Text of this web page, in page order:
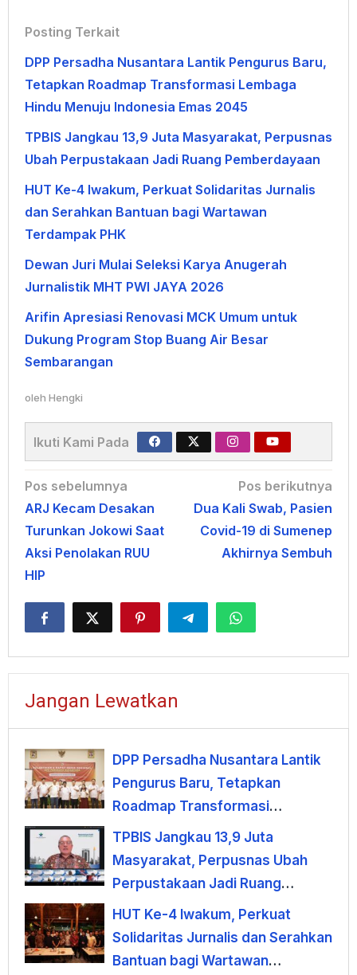
Posting Terkait
DPP Persadha Nusantara Lantik Pengurus Baru,
Tetapkan Roadmap Transformasi Lembaga
Hindu Menuju Indonesia Emas 2045
TPBIS Jangkau 13,9 Juta Masyarakat, Perpusnas
Ubah Perpustakaan Jadi Ruang Pemberdayaan
HUT Ke-4 Iwakum, Perkuat Solidaritas Jurnalis
dan Serahkan Bantuan bagi Wartawan
Terdampak PHK
Dewan Juri Mulai Seleksi Karya Anugerah
Jurnalistik MHT PWI JAYA 2026
Arifin Apresiasi Renovasi MCK Umum untuk
Dukung Program Stop Buang Air Besar
Sembarangan
oleh Hengki
Ikuti Kami Pada
Navigasi
pos
Pos sebelumnya
ARJ Kecam Desakan
Turunkan Jokowi Saat
Aksi Penolakan RUU
HIP
Pos berikutnya
Dua Kali Swab, Pasien
Covid-19 di Sumenep
Akhirnya Sembuh
Jangan Lewatkan
DPP Persadha Nusantara Lantik
Pengurus Baru, Tetapkan
Roadmap Transformasi
Lembaga Hindu Menuju
Indonesia Emas 2045
TPBIS Jangkau 13,9 Juta
Masyarakat, Perpusnas Ubah
Perpustakaan Jadi Ruang
Pemberdayaan
HUT Ke-4 Iwakum, Perkuat
Solidaritas Jurnalis dan Serahkan
Bantuan bagi Wartawan